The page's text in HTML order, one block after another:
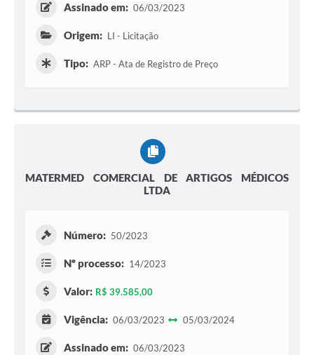
Assinado em: 06/03/2023
Origem: LI - Licitação
Tipo: ARP - Ata de Registro de Preço
MATERMED COMERCIAL DE ARTIGOS MÉDICOS
LTDA
Número: 50/2023
Nº processo: 14/2023
Valor: R$ 39.585,00
Vigência: 06/03/2023 05/03/2024
Assinado em: 06/03/2023